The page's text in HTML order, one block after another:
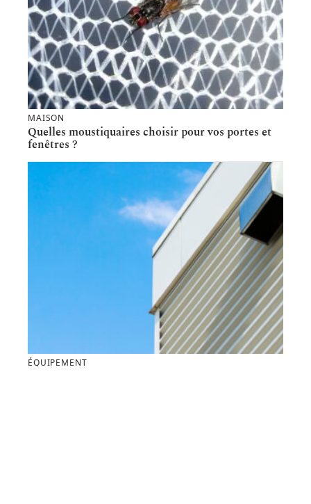
MAISON
Quelles moustiquaires choisir pour vos portes et
fenêtres ?
ÉQUIPEMENT